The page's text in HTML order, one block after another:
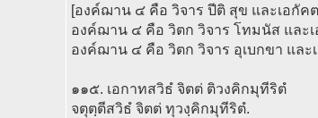
[องค์ฌาน ๔ คือ วิจาร ปีติ สุข และเอกั
องค์ฌาน ๔ คือ วิตก วิจาร โทมนัส และ
องค์ฌาน ๔ คือ วิตก วิจาร อุเบกขา แล
๑๑๕. เอกาทสวิธํ จิตต่ ติวงคิกมุทีริตํ
จตุตฺตีสวิธํ จิตต่ ทุวงฺคิกมุทีริตํ.